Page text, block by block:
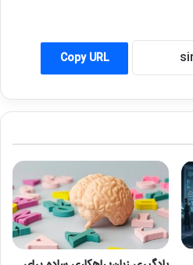
Copy URL